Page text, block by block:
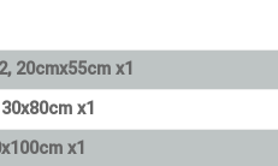
20cmx55cm x1
x1
x1